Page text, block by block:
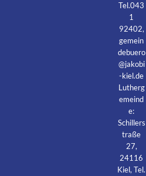
Tel.043
1
92402,
gemein
debuero
@jakobi
-kiel.de
Lutherg
emeind
e:
Schillers
traße
27,
24116
Kiel, Tel.